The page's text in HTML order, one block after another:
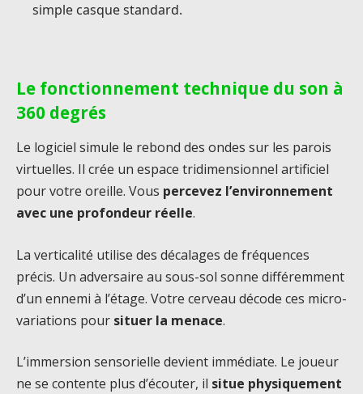
simple casque standard.
Le fonctionnement technique du son à
360 degrés
Le logiciel simule le rebond des ondes sur les parois
virtuelles. Il crée un espace tridimensionnel artificiel
pour votre oreille. Vous percevez l’environnement
avec une profondeur réelle.
La verticalité utilise des décalages de fréquences
précis. Un adversaire au sous-sol sonne différemment
d’un ennemi à l’étage. Votre cerveau décode ces micro-
variations pour situer la menace.
L’immersion sensorielle devient immédiate. Le joueur
ne se contente plus d’écouter, il situe physiquement